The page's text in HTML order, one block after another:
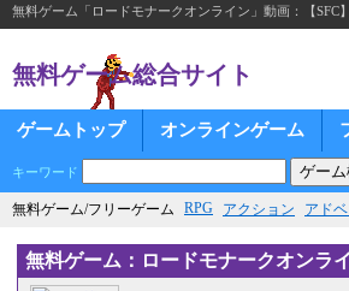
無料ゲーム「ロードモナークオンライン」動画：【
無料ゲーム総合サイト
ゲームトップ オンラインゲーム
キーワード
無料ゲーム/フリーゲーム RPG アクション アド
無料ゲーム：ロードモナークオンラ